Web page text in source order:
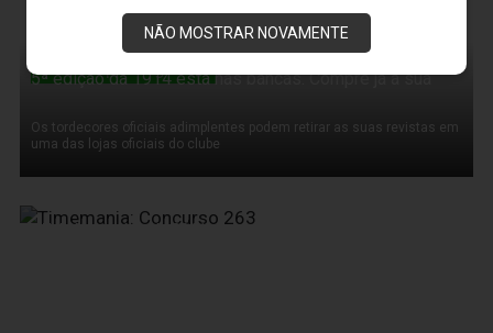
NÃO MOSTRAR NOVAMENTE
5ª edição da 1914 está nas bancas. Compre já a sua
Os tordecores oficiais adimplentes podem retirar as suas revistas em
uma das lojas oficiais do clube
17 de Novembro de 2011